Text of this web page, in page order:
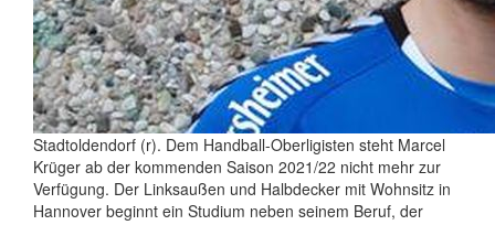
Stadtoldendorf (r). Dem Handball-Oberligisten steht Marcel
Krüger ab der kommenden Saison 2021/22 nicht mehr zur
Verfügung. Der Linksaußen und Halbdecker mit Wohnsitz in
Hannover beginnt ein Studium neben seinem Beruf, der